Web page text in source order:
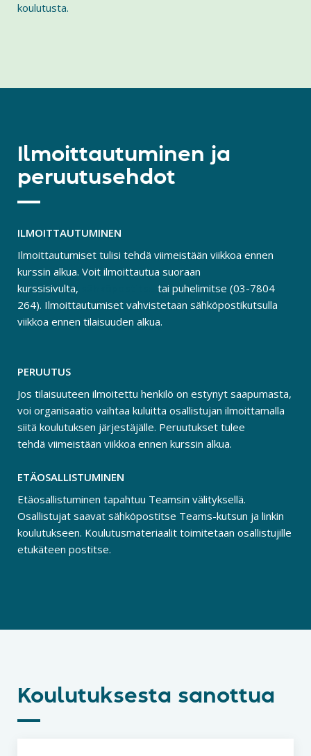
koulutusta.
Ilmoittautuminen ja
peruutusehdot
ILMOITTAUTUMINEN
Ilmoittautumiset tulisi tehdä viimeistään viikkoa ennen
kurssin alkua. Voit ilmoittautua suoraan
kurssisivulta,
tai puhelimitse (03-7804
264). Ilmoittautumiset vahvistetaan sähköpostikutsulla
viikkoa ennen tilaisuuden alkua.
PERUUTUS
Jos tilaisuuteen ilmoitettu henkilö on estynyt saapumasta,
voi organisaatio vaihtaa kuluitta osallistujan ilmoittamalla
siitä koulutuksen järjestäjälle. Peruutukset tulee
tehdä viimeistään viikkoa ennen kurssin alkua.
ETÄOSALLISTUMINEN
Etäosallistuminen tapahtuu Teamsin välityksellä.
Osallistujat saavat sähköpostitse Teams-kutsun ja linkin
koulutukseen. Koulutusmateriaalit toimitetaan osallistujille
etukäteen postitse.
Koulutuksesta sanottua